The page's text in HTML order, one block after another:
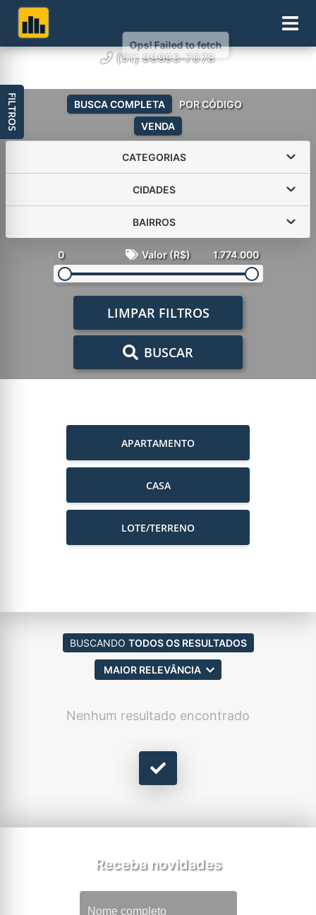
(51) 99993-7078
VENDA
BUSCA COMPLETA POR CÓDIGO
CATEGORIAS
CIDADES
BAIRROS
0 Valor (R$) 1.774.000
LIMPAR FILTROS
BUSCAR
APARTAMENTO
CASA
LOTE/TERRENO
FILTROS
BUSCANDO TODOS OS RESULTADOS
MAIOR RELEVÂNCIA
Nenhum resultado encontrado
Receba novidades